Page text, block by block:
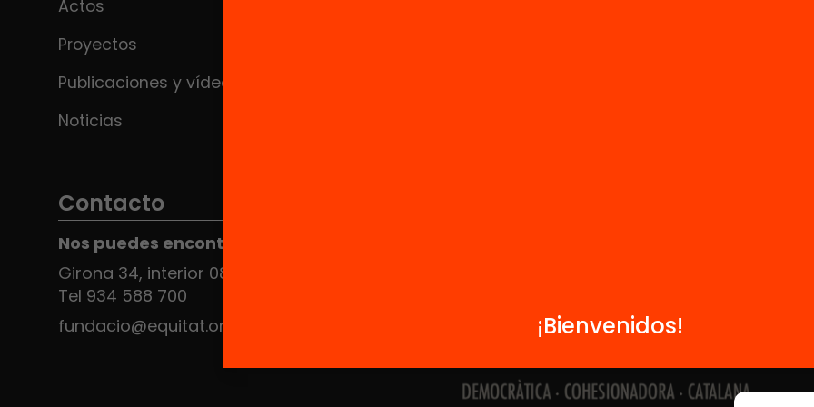
Actos
Proyectos
Publicaciones y vídeos
Noticias
Contacto
Nos puedes encontrar en el HUB Social
Girona 34, interior 08010 Barcelona
Tel 934 588 700
fundacio@equitat.org
¡Bienvenidos!